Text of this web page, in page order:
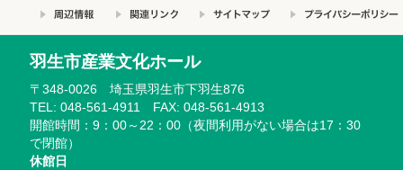
羽生市産業文化ホール
〒348-0026 埼玉県羽生市下羽生876
TEL: 048-561-4911 FAX: 048-561-4913
開館時間：9：00～22：00（夜間利用がない場合は17：30
で閉館）
休館日